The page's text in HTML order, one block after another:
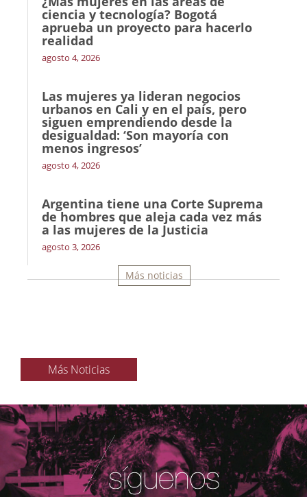
ciencia y tecnología? Bogotá
aprueba un proyecto para hacerlo
realidad
agosto 4, 2026
Las mujeres ya lideran negocios
urbanos en Cali y en el país, pero
siguen emprendiendo desde la
desigualdad: ‘Son mayoría con
menos ingresos’
agosto 4, 2026
Argentina tiene una Corte Suprema
de hombres que aleja cada vez más
a las mujeres de la Justicia
agosto 3, 2026
Más noticias
Más Noticias